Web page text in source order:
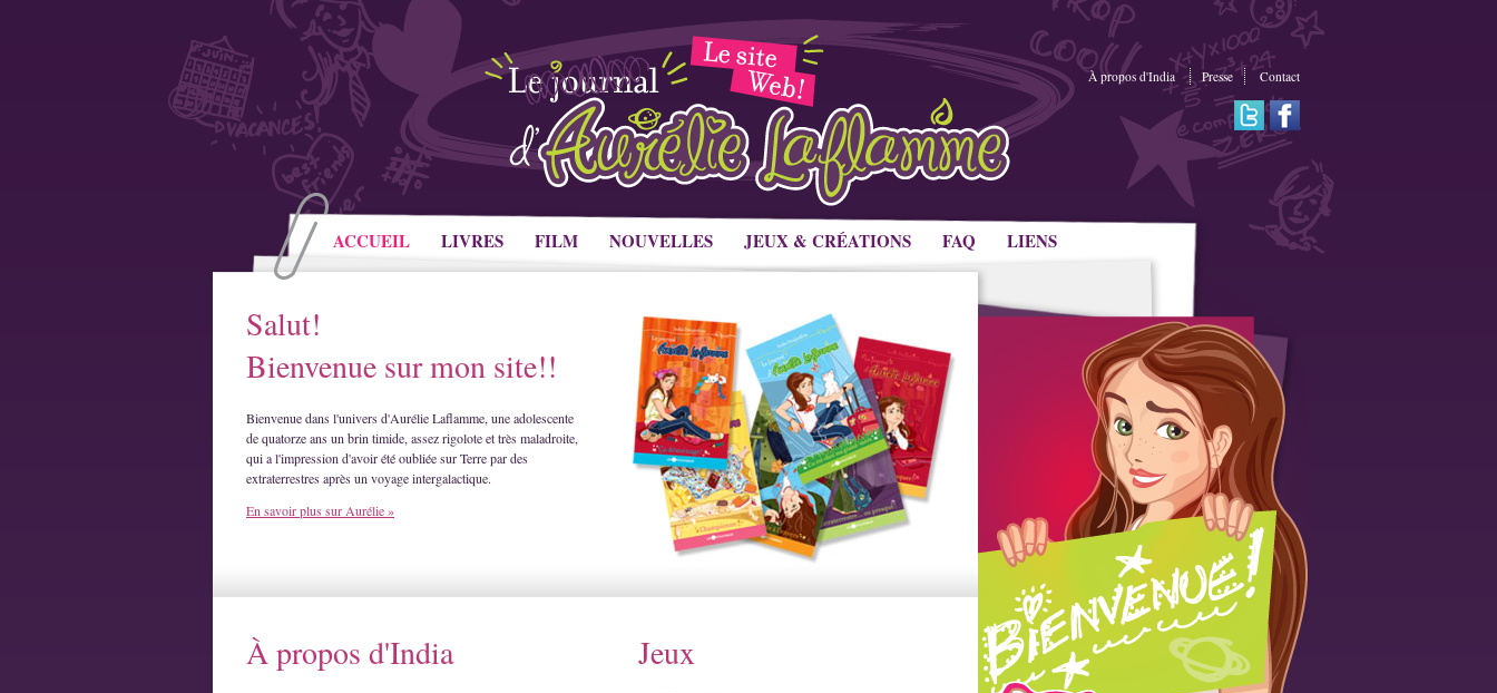
ACCUEIL LIVRES FILM NOUVELLES JEUX & CRÉATIONS FAQ LIENS
À propos d'India Presse Contact
Salut!
Bienvenue sur mon site!!
Bienvenue dans l'univers d'Aurélie Laflamme, une adolescente
de quatorze ans un brin timide, assez rigolote et très maladroite,
qui a l'impression d'avoir été oubliée sur Terre par des
extraterrestres après un voyage intergalactique.
En savoir plus sur Aurélie »
À propos d'India Jeux